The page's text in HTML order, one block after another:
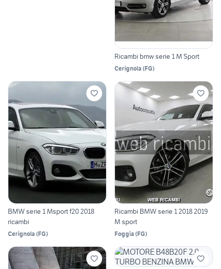
Ricambi bmw serie 1 M Sport
Cerignola (FG)
BMW serie 1 Msport f20 2018
ricambi
Cerignola (FG)
Ricambi BMW serie 1 2018 2019
M sport
Foggia (FG)